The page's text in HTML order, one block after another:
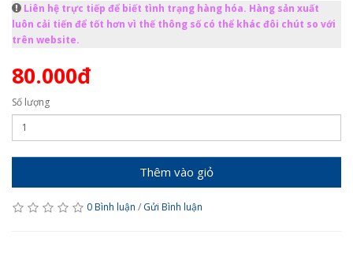
Liên hệ trực tiếp để biết tình trạng hàng hóa. Hàng sản xuất
luôn cải tiến để tốt hơn vì thế thông số có thể khác đôi chút so với
trên website.
80.000đ
Số lượng
Thêm vào giỏ
0 Bình luận / Gửi Bình luận